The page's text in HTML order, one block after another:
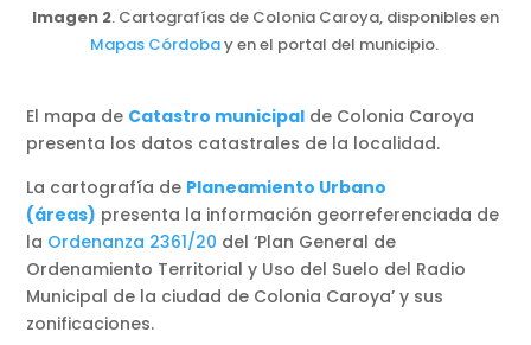
Imagen 2. Cartografías de Colonia Caroya, disponibles en
Mapas Córdobay en el portal del municipio.
El mapa de Catastro municipal de Colonia Caroya
presenta los datos catastrales de la localidad.
La cartografía de Planeamiento Urbano
(áreas) presenta la información georreferenciada de
la Ordenanza 2361/20 del ‘Plan General de
Ordenamiento Territorial y Uso del Suelo del Radio
Municipal de la ciudad de Colonia Caroya’ y sus
zonificaciones.